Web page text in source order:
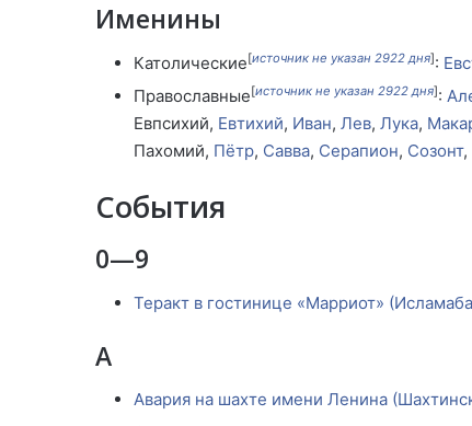
Именины
Католические[источник не указан 2922 дня]:
Православные[источник не указан 2922 дня]:
Евпсихий, Евтихий, Иван, Лев, Лука,
Пахомий, Пётр, Савва, Серапион, Созонт,
События
0—9
Теракт в гостинице «Марриот»
А
Авария на шахте имени Ленина